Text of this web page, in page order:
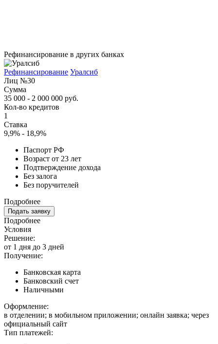
Рефинансирование в других банках
Рефинансирование Уралсиб
Лиц №30
Сумма
35 000 - 2 000 000 руб.
Кол-во кредитов
1
Ставка
9,9% - 18,9%
Паспорт РФ
Возраст от 23 лет
Подтверждение дохода
Без залога
Без поручителей
Подробнее
Подать заявку
Подробнее
Условия
Решение:
от 1 дня до 3 дней
Получение:
Банковская карта
Банковский счет
Наличными
Оформление:
в отделении; в мобильном приложении; онлайн заявка; через
официальный сайт
Тип платежей: